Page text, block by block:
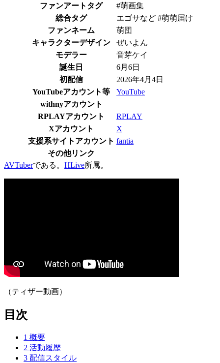
ファンアートタグ
#萌画集
総合タグ
エゴサなど #萌萌届け
ファンネーム
萌団
キャラクターデザイン
ぜいよん
モデラー
音芽ケイ
誕生日
6月6日
初配信
2026年4月4日
YouTubeアカウント等
YouTube
withnyアカウント
RPLAYアカウント
RPLAY
Xアカウント
X
支援系サイトアカウント fantia
その他リンク
AVTuberである。 HLive所属。
（ティザー動画）
目次
1 概要
2 活動履歴
3 配信スタイル